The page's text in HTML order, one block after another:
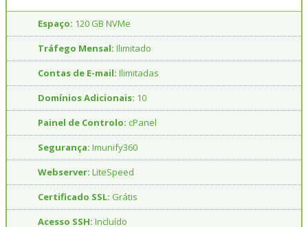
Espaço: 120 GB NVMe
Tráfego Mensal: Ilimitado
Contas de E-mail: Ilimitadas
Domínios Adicionais: 10
Painel de Controlo: cPanel
Segurança: Imunify360
Webserver: LiteSpeed
Certificado SSL: Grátis
Acesso SSH: Incluído